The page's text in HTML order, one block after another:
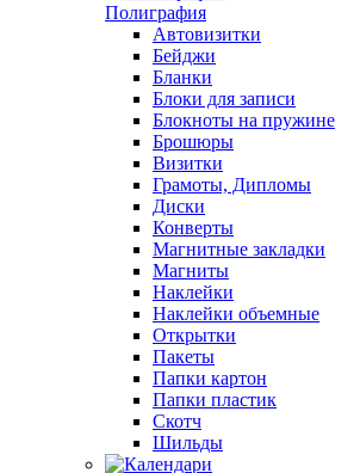
Полиграфия
Автовизитки
Бейджи
Бланки
Блоки для записи
Блокноты на пружине
Брошюры
Визитки
Грамоты, Дипломы
Диски
Конверты
Магнитные закладки
Магниты
Наклейки
Наклейки объемные
Открытки
Пакеты
Папки картон
Папки пластик
Скотч
Шильды